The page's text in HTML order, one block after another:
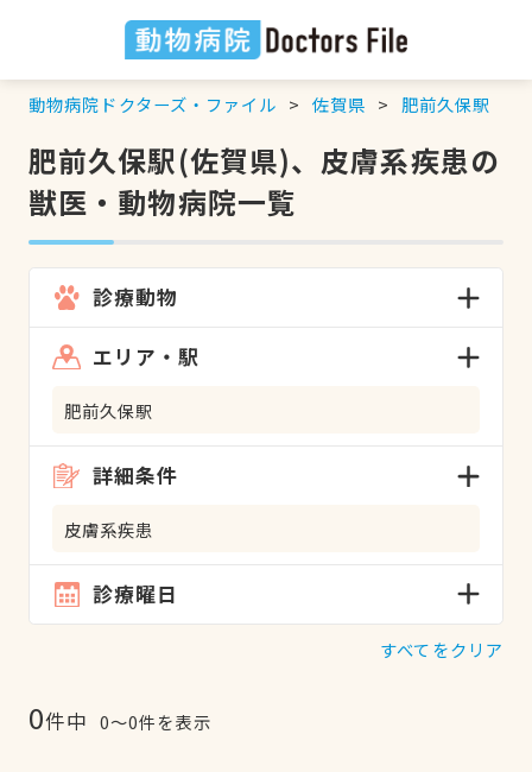
動物病院ドクターズ・ファイル 佐賀県 肥前久保駅
肥前久保駅(佐賀県)、皮膚系疾患の
獣医・動物病院一覧
診療動物
エリア・駅
肥前久保駅
詳細条件
皮膚系疾患
診療曜日
すべてをクリア
0件中 0〜0件を表示